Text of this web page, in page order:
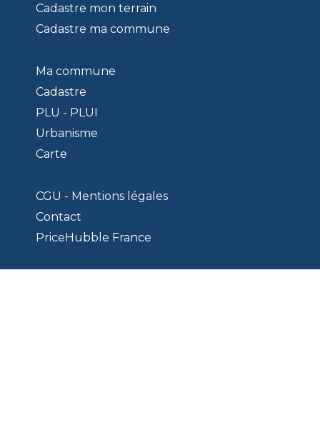
Cadastre mon terrain
Cadastre ma commune
Ma commune
Cadastre
PLU - PLUI
Urbanisme
Carte
CGU - Mentions légales
Contact
PriceHubble France